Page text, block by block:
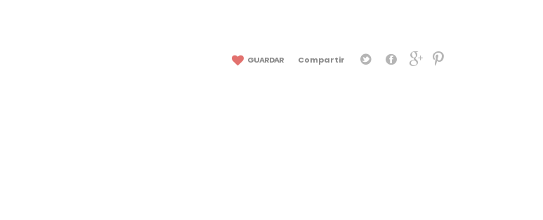
GUARDAR Compartir